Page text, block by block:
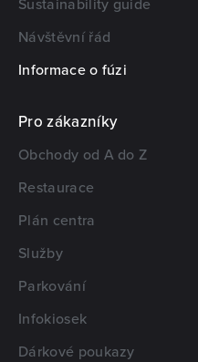
Sustainability guide
Návštěvní řád
Informace o fúzi
Pro zákazníky
Obchody od A do Z
Restaurace
Plán centra
Služby
Parkování
Infokiosek
Dárkové poukazy